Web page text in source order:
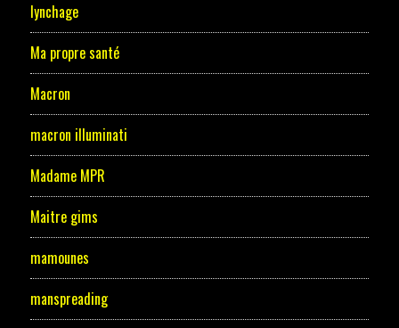
lynchage
Ma propre santé
Macron
macron illuminati
Madame MPR
Maitre gims
mamounes
manspreading